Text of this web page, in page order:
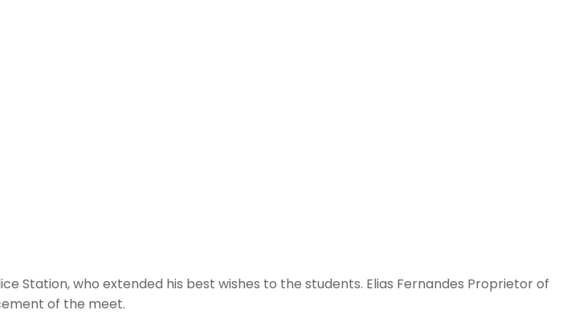
Station, who extended his best wishes to the students. Elias Fernandes Proprietor of
of the meet.